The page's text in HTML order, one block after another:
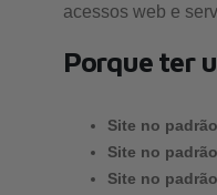
acessos web e
Porque ter
Site no
Site no
Site no